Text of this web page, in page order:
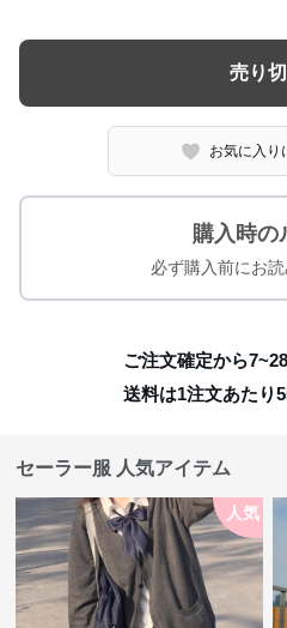
売り
お気に入り
購入時の
必ず購入前にお読
ご注文確定から
送料は1注文あたり
セーラー服 人気アイテム
人気